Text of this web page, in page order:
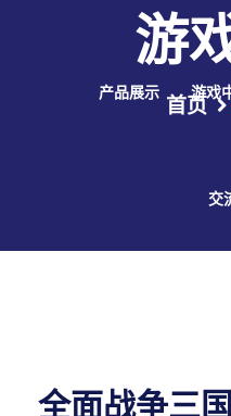
产品展示 游戏
交
游
首页